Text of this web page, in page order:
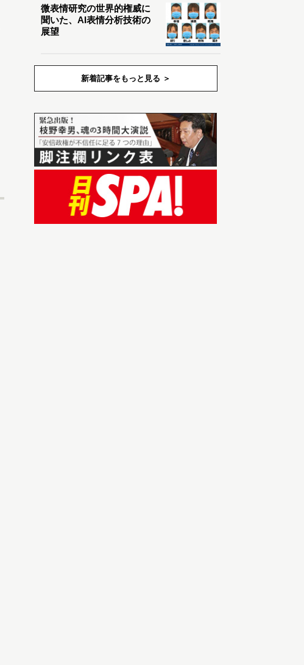
微表情研究の世界的権威に
聞いた、AI表情分析技術の
展望
新着記事をもっと見る